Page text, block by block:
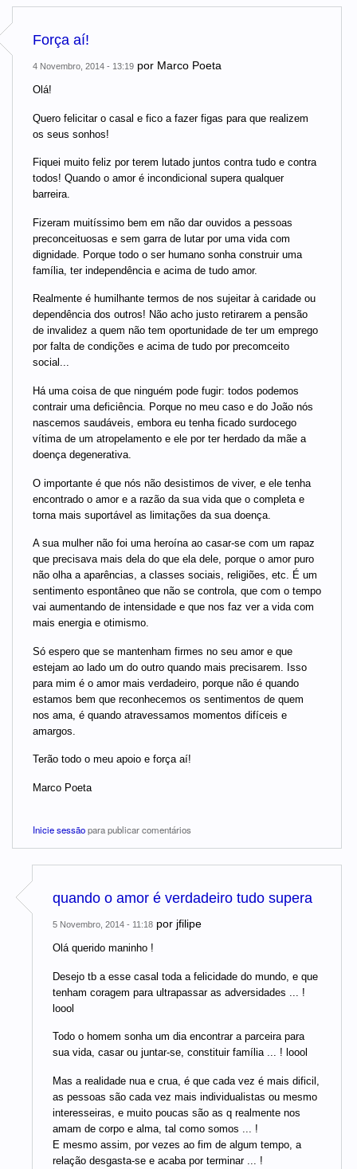
Força aí!
4 Novembro, 2014 - 13:19 por Marco Poeta
Olá!
Quero felicitar o casal e fico a fazer figas para que realizem
os seus sonhos!
Fiquei muito feliz por terem lutado juntos contra tudo e contra
todos! Quando o amor é incondicional supera qualquer
barreira.
Fizeram muitíssimo bem em não dar ouvidos a pessoas
preconceituosas e sem garra de lutar por uma vida com
dignidade. Porque todo o ser humano sonha construir uma
família, ter independência e acima de tudo amor.
Realmente é humilhante termos de nos sujeitar à caridade ou
dependência dos outros! Não acho justo retirarem a pensão
de invalidez a quem não tem oportunidade de ter um emprego
por falta de condições e acima de tudo por precomceito
social...
Há uma coisa de que ninguém pode fugir: todos podemos
contrair uma deficiência. Porque no meu caso e do João nós
nascemos saudáveis, embora eu tenha ficado surdocego
vítima de um atropelamento e ele por ter herdado da mãe a
doença degenerativa.
O importante é que nós não desistimos de viver, e ele tenha
encontrado o amor e a razão da sua vida que o completa e
torna mais suportável as limitações da sua doença.
A sua mulher não foi uma heroína ao casar-se com um rapaz
que precisava mais dela do que ela dele, porque o amor puro
não olha a aparências, a classes sociais, religiões, etc. É um
sentimento espontâneo que não se controla, que com o tempo
vai aumentando de intensidade e que nos faz ver a vida com
mais energia e otimismo.
Só espero que se mantenham firmes no seu amor e que
estejam ao lado um do outro quando mais precisarem. Isso
para mim é o amor mais verdadeiro, porque não é quando
estamos bem que reconhecemos os sentimentos de quem
nos ama, é quando atravessamos momentos difíceis e
amargos.
Terão todo o meu apoio e força aí!
Marco Poeta
Inicie sessãopara publicar comentários
quando o amor é verdadeiro tudo supera
5 Novembro, 2014 - 11:18 por jfilipe
Olá querido maninho !
Desejo tb a esse casal toda a felicidade do mundo, e que
tenham coragem para ultrapassar as adversidades ... !
loool
Todo o homem sonha um dia encontrar a parceira para
sua vida, casar ou juntar-se, constituir família ... ! loool
Mas a realidade nua e crua, é que cada vez é mais dificil,
as pessoas são cada vez mais individualistas ou mesmo
interesseiras, e muito poucas são as q realmente nos
amam de corpo e alma, tal como somos ... !
E mesmo assim, por vezes ao fim de algum tempo, a
relação desgasta-se e acaba por terminar ... !